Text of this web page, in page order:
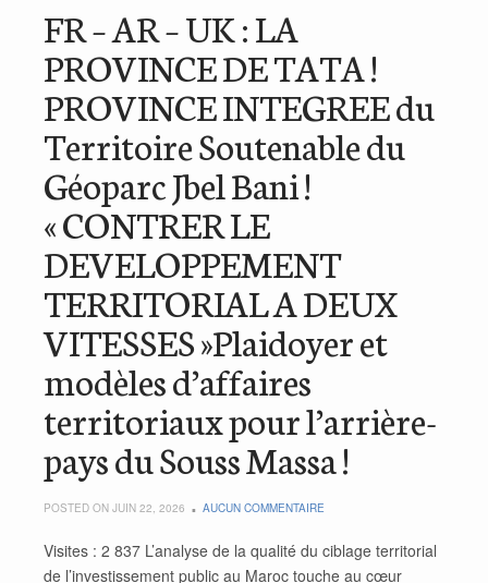
FR – AR – UK : LA
PROVINCE DE TATA !
PROVINCE INTEGREE du
Territoire Soutenable du
Géoparc Jbel Bani !
« CONTRER LE
DEVELOPPEMENT
TERRITORIAL A DEUX
VITESSES »Plaidoyer et
modèles d’affaires
territoriaux pour l’arrière-
pays du Souss Massa !
POSTED ON JUIN 22, 2026 AUCUN COMMENTAIRE
Visites : 2 837 L’analyse de la qualité du ciblage territorial
de l’investissement public au Maroc touche au cœur